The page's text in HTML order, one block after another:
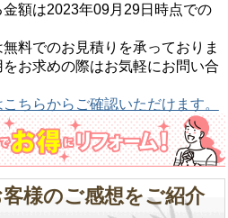
額は2023年09月29日時点での
料でのお見積りを承っておりま
お求めの際はお気軽にお問い合
ちらからご確認いただけます。
様のご感想をご紹介